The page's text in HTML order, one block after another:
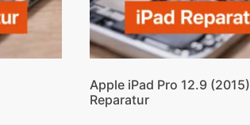
Apple iPad Pro 12.9 (2015)
Reparatur